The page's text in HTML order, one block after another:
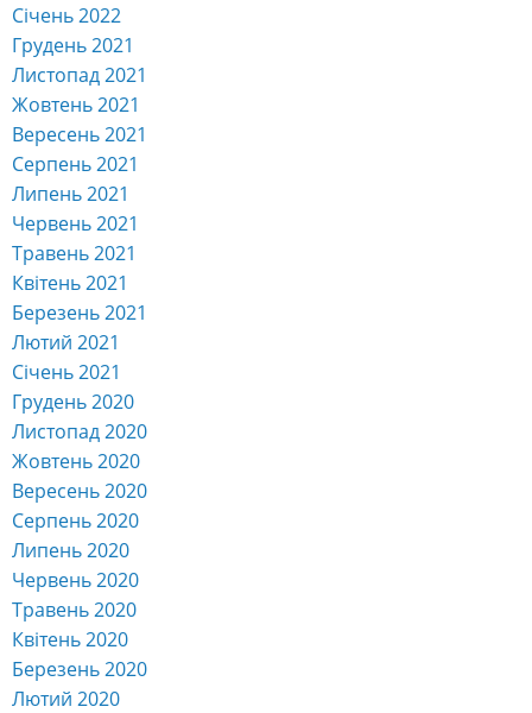
Січень 2022
Грудень 2021
Листопад 2021
Жовтень 2021
Вересень 2021
Серпень 2021
Липень 2021
Червень 2021
Травень 2021
Квітень 2021
Березень 2021
Лютий 2021
Січень 2021
Грудень 2020
Листопад 2020
Жовтень 2020
Вересень 2020
Серпень 2020
Липень 2020
Червень 2020
Травень 2020
Квітень 2020
Березень 2020
Лютий 2020